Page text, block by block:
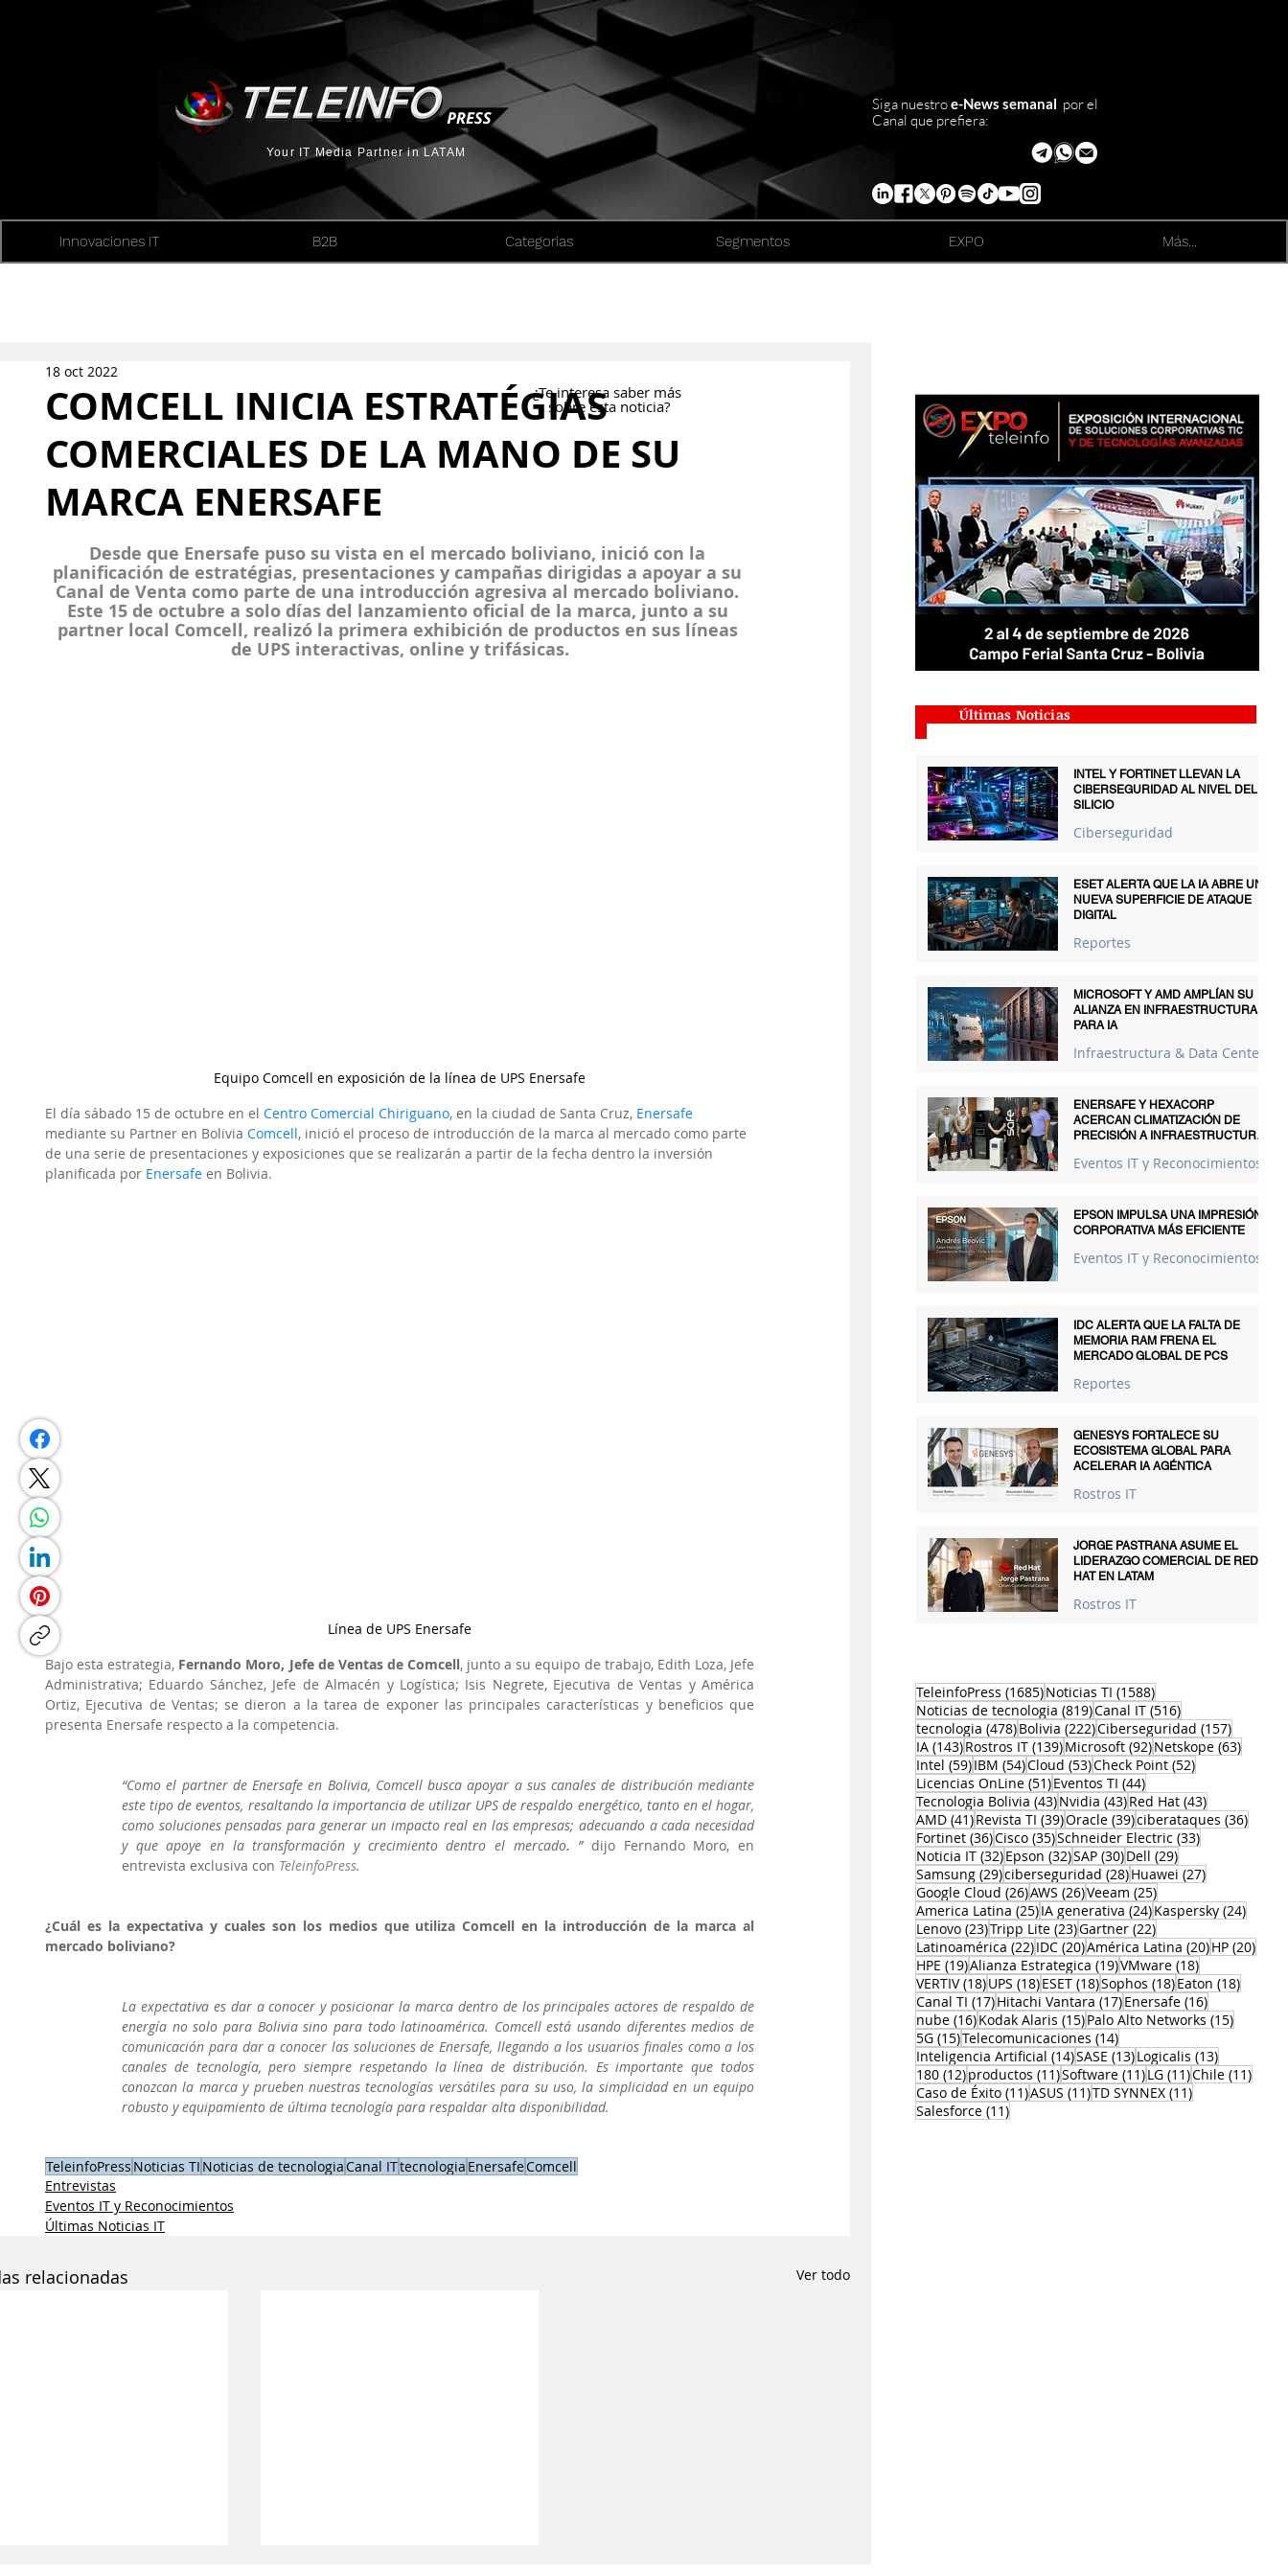
Your IT Media Partner in LATAM
Siga nuestroe-News semanal por el
Canal que prefiera:
Innovaciones IT B2B Categorias Segmentos EXPO Más...
COMCELL INICIA ESTRATÉGIAS
COMERCIALES DE LA MANO DE SU
MARCA ENERSAFE
18 oct 2022
Desde que Enersafe puso su vista en el mercado boliviano, inició con la
planificación de estratégias, presentaciones y campañas dirigidas a apoyar a su
Canal de Venta como parte de una introducción agresiva al mercado boliviano.
Este 15 de octubre a solo días del lanzamiento oficial de la marca, junto a su
partner local Comcell, realizó la primera exhibición de productos en sus líneas
de UPS interactivas, online y trifásicas.
Equipo Comcell en exposición de la línea de UPS Enersafe
El día sábado 15 de octubre en el Centro Comercial Chiriguano, en la ciudad de Santa Cruz, Enersafe
mediante su Partner en Bolivia Comcell, inició el proceso de introducción de la marca al mercado como parte
de una serie de presentaciones y exposiciones que se realizarán a partir de la fecha dentro la inversión
planificada por Enersafe en Bolivia.
Línea de UPS Enersafe
Bajo esta estrategia, Fernando Moro, Jefe de Ventas de Comcell, junto a su equipo de trabajo, Edith Loza, Jefe
Administrativa; Eduardo Sánchez, Jefe de Almacén y Logística; Isis Negrete, Ejecutiva de Ventas y América
Ortiz, Ejecutiva de Ventas; se dieron a la tarea de exponer las principales características y beneficios que
presenta Enersafe respecto a la competencia.
“Como el partner de Enersafe en Bolivia, Comcell busca apoyar a sus canales de distribución mediante
este tipo de eventos, resaltando la importancia de utilizar UPS de respaldo energético, tanto en el hogar,
como soluciones pensadas para generar un impacto real en las empresas; adecuando a cada necesidad
y que apoye en la transformación y crecimiento dentro el mercado. ” dijo Fernando Moro, en
entrevista exclusiva con TeleinfoPress.
¿Cuál es la expectativa y cuales son los medios que utiliza Comcell en la introducción de la marca al
mercado boliviano?
La expectativa es dar a conocer y posicionar la marca dentro de los principales actores de respaldo de
energía no solo para Bolivia sino para todo latinoamérica. Comcell está usando diferentes medios de
comunicación para dar a conocer las soluciones de Enersafe, llegando a los usuarios finales como a los
canales de tecnología, pero siempre respetando la línea de distribución. Es importante que todos
conozcan la marca y prueben nuestras tecnologías versátiles para su uso, la simplicidad en un equipo
robusto y equipamiento de última tecnología para respaldar alta disponibilidad.
TeleinfoPress Noticias TI Noticias de tecnologiaCanal ITtecnologia EnersafeComcell
Entrevistas
Eventos IT y Reconocimientos
Últimas Noticias IT
relacionadas Ver todo
¿Te interesa saber más
sobre esta noticia?
Últimas Noticias
INTEL Y FORTINET LLEVAN LA
CIBERSEGURIDAD AL NIVEL DEL
SILICIO
Ciberseguridad
ESET ALERTA QUE LA IA ABRE UNA
NUEVA SUPERFICIE DE ATAQUE
DIGITAL
Reportes
MICROSOFT Y AMD AMPLÍAN SU
ALIANZA EN INFRAESTRUCTURA
PARA IA
Infraestructura & Data Centers
ENERSAFE Y HEXACORP
ACERCAN CLIMATIZACIÓN DE
PRECISIÓN A INFRAESTRUCTURAS
Eventos IT y Reconocimientos
EPSON IMPULSA UNA IMPRESIÓN
CORPORATIVA MÁS EFICIENTE
Eventos IT y Reconocimientos
IDC ALERTA QUE LA FALTA DE
MEMORIA RAM FRENA EL
MERCADO GLOBAL DE PCS
Reportes
GENESYS FORTALECE SU
ECOSISTEMA GLOBAL PARA
ACELERAR IA AGÉNTICA
Rostros IT
JORGE PASTRANA ASUME EL
LIDERAZGO COMERCIAL DE RED
HAT EN LATAM
Rostros IT
TeleinfoPress (1685)1685 entradas
Noticias TI (1588)1588 entradas
Noticias de tecnologia (819)819 entradas
Canal IT (516)516 entradas
tecnologia (478)478 entradas
Bolivia (222)222 entradas
Ciberseguridad (157)157
IA (143)143 entradas
Rostros IT (139)139 entradas
Microsoft (92)92 entradas
Netskope (63)63
Intel (59)59 entradas
IBM (54)54 entradas
Cloud (53)53 entradas
Check Point (52)52 entradas
Licencias OnLine (51)51 entradas
Eventos TI (44)44 entradas
Tecnologia Bolivia (43)43 entradas
Nvidia (43)43 entradas
Red Hat (43)43 entradas
AMD (41)41 entradas
Revista TI (39)39 entradas
Oracle (39)39 entradas
ciberataques (36)36
Fortinet (36)36 entradas
Cisco (35)35 entradas
Schneider Electric (33)33 entradas
Noticia IT (32)32 entradas
Epson (32)32 entradas
SAP (30)30 entradas
Dell (29)29 entradas
Samsung (29)29 entradas
ciberseguridad (28)28 entradas
Huawei (27)27 entradas
Google Cloud (26)26 entradas
AWS (26)26 entradas
Veeam (25)25 entradas
America Latina (25)25 entradas
IA generativa (24)24 entradas
Kaspersky (24)24
Lenovo (23)23 entradas
Tripp Lite (23)23 entradas
Gartner (22)22 entradas
Latinoamérica (22)22 entradas
IDC (20)20 entradas
América Latina (20)20 entradas
HP (20)20
HPE (19)19 entradas
Alianza Estrategica (19)19 entradas
VMware (18)18 entradas
VERTIV (18)18 entradas
UPS (18)18 entradas
ESET (18)18 entradas
Sophos (18)18 entradas
Eaton (18)18
Canal TI (17)17 entradas
Hitachi Vantara (17)17 entradas
Enersafe (16)16 entradas
nube (16)16 entradas
Kodak Alaris (15)15 entradas
Palo Alto Networks (15)15
5G (15)15 entradas
Telecomunicaciones (14)14 entradas
Inteligencia Artificial (14)14 entradas
SASE (13)13 entradas
Logicalis (13)13
180 (12)12 entradas
productos (11)11 entradas
Software (11)11 entradas
LG (11)11 entradas
Chile (11)11
Caso de Éxito (11)11 entradas
ASUS (11)11 entradas
TD SYNNEX (11)11 entradas
Salesforce (11)11 entradas